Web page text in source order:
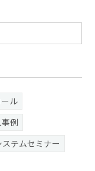
ル
例
テムセミナー